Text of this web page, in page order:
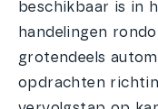
beschikbaar is in
handelingen
grotendeels
opdrachten